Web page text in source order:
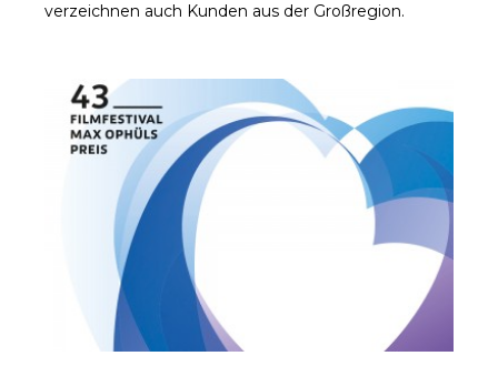
verzeichnen auch Kunden aus der Großregion.